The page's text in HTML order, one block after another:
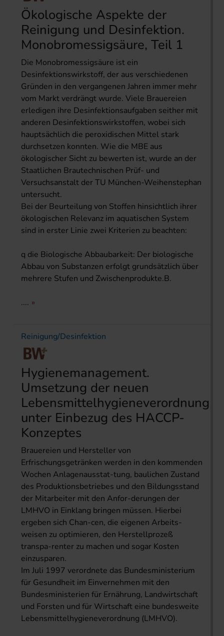
Ökologische Aspekte der
Reinigung und Desinfektion.
Monobromessigsäure, Teil 1
Die Monobromessigsäure ist ein
Desinfektionswirkstoff, der aus verschiedenen
Gründen in den vergangenen Jahren immer mehr
vom Markt verdrängt wurde. Viele Brauereien
erledigen ihre Desinfektionsaufgaben seither mit
anderen Desinfektionswirkstoffen, wobei sich
hauptsächlich die peroxidischen Mittel stark
durchsetzen konnten. Wie die MBE aus
ökologischer Sicht zu bewerten ist, wurde an der
Staatlichen Brautechnischen Prüf- und
Versuchsanstalt der TU München-Weihenstephan
untersucht.
Bei der Beurteilung von Stoffen hinsichtlich ihrer
ökologischen Relevanz im aquatischen System
sind in erster Linie zwei Kriterien zu beachten:
q die Biologische Abbaubarkeit: Der biologische
Abbau von Substanzen erfolgt grundsätzlich über
mehrere Stufen und Zwischenprodukte.B.
....
Reinigung/Desinfektion
Hygienemanagement.
Umsetzung der neuen
Lebensmittelhygieneverordnung
unter Einbezug des HACCP-
Konzeptes
Brauereien und Hersteller von
Erfrischungsgetränken werden in den kommenden
Wochen Anlagenausstat-tung, baulichen Zustand
des Produktionsbetriebes und den Bildungsstand
der Mitarbeiter mit den Anfor-derungen der
LMHVO in Einklang bringen müssen. Hierbei
ergeben sich Chan-cen, die eigenen Arbeits-
weisen zu optimieren, den Herstellprozeß
transpa-renter zu machen und sogar Kosten
einzusparen.
Im Juli 1997 verordnete das Bundesministerium
für Gesundheit im Einvernehmen mit den
Bundesministerien für Ernährung, Landwirtschaft
und Forsten und für Wirtschaft eine bundesweite
Lebensmittelhygieneverordnung (LMHVO).